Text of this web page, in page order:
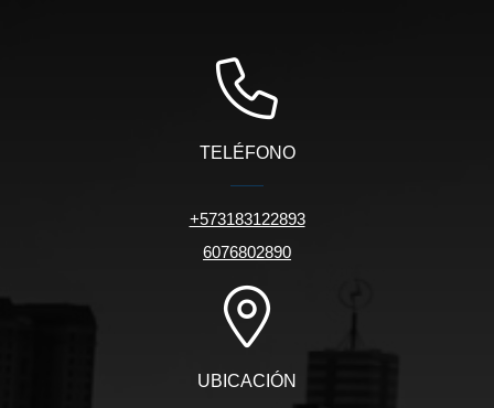
TELÉFONO
+573183122893
6076802890
UBICACIÓN